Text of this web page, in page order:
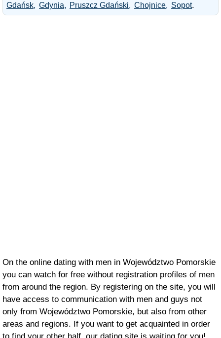
Gdańsk Gdynia Pruszcz Gdański Chojnice Sopot.
On the online dating with men in Województwo Pomorskie
you can watch for free without registration profiles of men
from around the region. By registering on the site, you will
have access to communication with men and guys not
only from Województwo Pomorskie, but also from other
areas and regions. If you want to get acquainted in order